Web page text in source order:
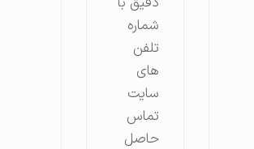
شماره
تلفن
سایت
تماس
حاصل